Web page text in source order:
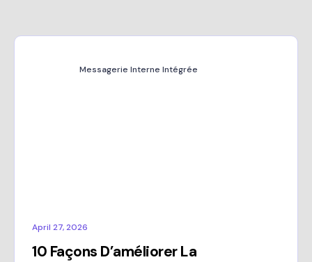
Messagerie Interne Intégrée
April 27, 2026
10 Façons D’améliorer La